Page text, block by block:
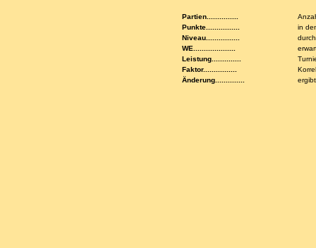
Partien...............
Punkte................
in
Niveau................
WE....................
Leistung..............
Faktor................
Änderung..............